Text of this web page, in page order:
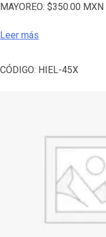
MAYOREO: $350.00 MXN
Leer más
CÓDIGO: HIEL-45X